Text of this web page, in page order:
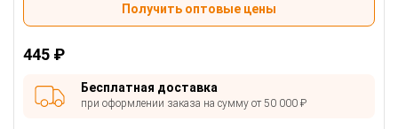
Получить оптовые цены
445 ₽
Бесплатная доставка
при оформлении заказа на сумму от 50 000 ₽